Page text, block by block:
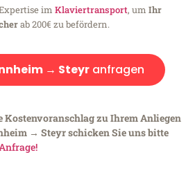
im Klaviertransport, um Ihr
ab 200€ zu befördern.
→ Steyr anfragen
Kostenvoranschlag zu Ihrem Anliegen
→ Steyr schicken Sie uns bitte